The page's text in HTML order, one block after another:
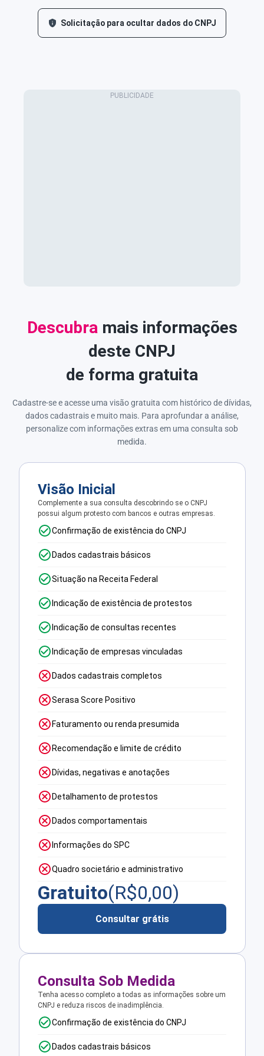
Solicitação para ocultar dados do CNPJ
Descubra mais informações
deste CNPJ
de forma gratuita
Cadastre-se e acesse uma visão gratuita com histórico de dívidas,
dados cadastrais e muito mais. Para aprofundar a análise,
personalize com informações extras em uma consulta sob
medida.
Visão Inicial
Complemente a sua consulta descobrindo se o CNPJ
possui algum protesto com bancos e outras empresas.
Confirmação de existência do CNPJ
Dados cadastrais básicos
Situação na Receita Federal
Indicação de existência de protestos
Indicação de consultas recentes
Indicação de empresas vinculadas
Dados cadastrais completos
Serasa Score Positivo
Faturamento ou renda presumida
Recomendação e limite de crédito
Dívidas, negativas e anotações
Detalhamento de protestos
Dados comportamentais
Informações do SPC
Quadro societário e administrativo
Gratuito(R$0,00)
Consultar grátis
Consulta Sob Medida
Tenha acesso completo a todas as informações sobre um
CNPJ e reduza riscos de inadimplência.
Confirmação de existência do CNPJ
Dados cadastrais básicos